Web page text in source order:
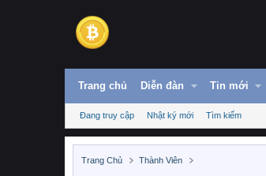
Trang chủ Diễn đàn Tin mới
Đang truy cập Nhật ký mới Tìm kiếm
Trang Chủ Thành Viên